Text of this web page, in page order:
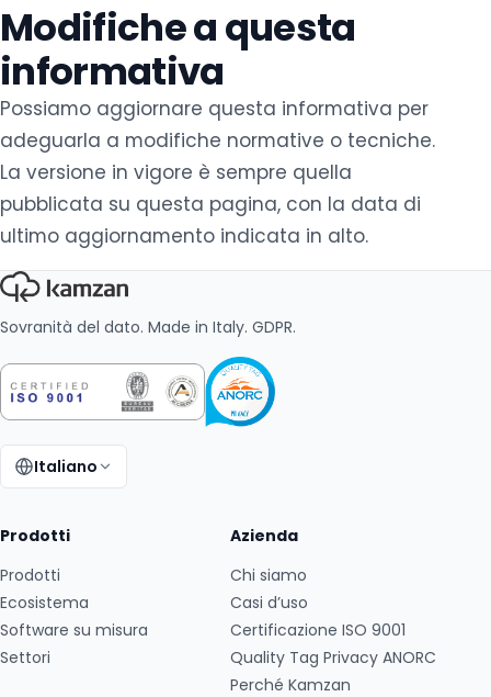
Modifiche a questa
informativa
Possiamo aggiornare questa informativa per
adeguarla a modifiche normative o tecniche.
La versione in vigore è sempre quella
pubblicata su questa pagina, con la data di
ultimo aggiornamento indicata in alto.
Sovranità del dato. Made in Italy. GDPR.
Cambia lingua:
Italiano
Prodotti
Prodotti
Ecosistema
Software su misura
Settori
Azienda
Chi siamo
Casi d’uso
Certificazione ISO 9001
Quality Tag Privacy ANORC
Perché Kamzan